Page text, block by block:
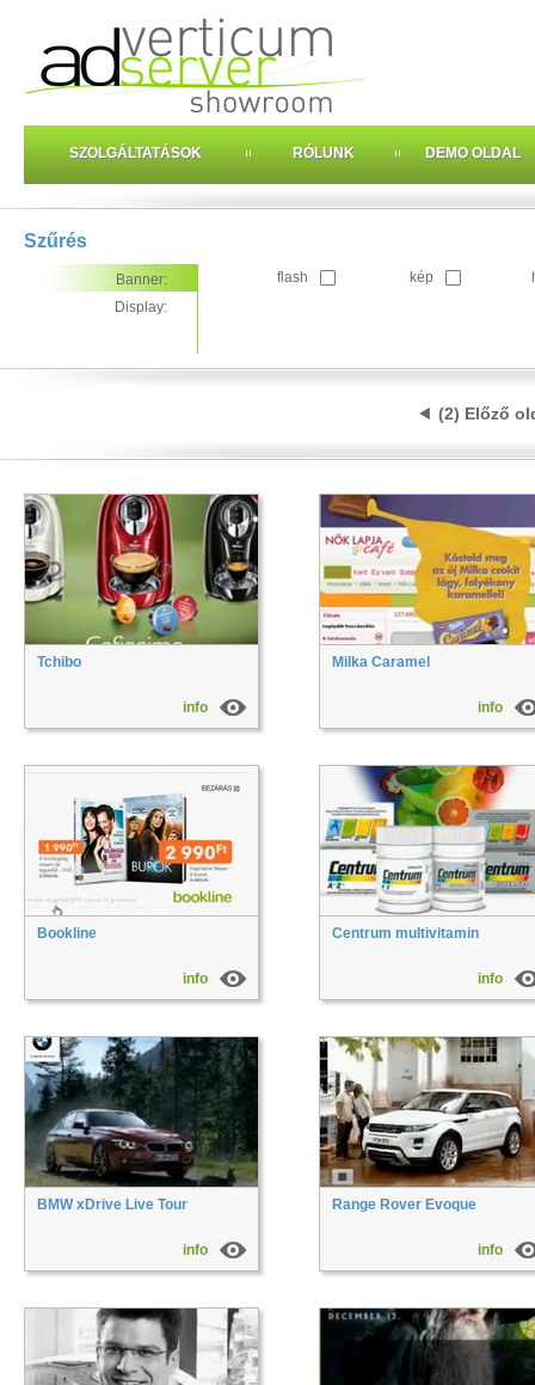
SZOLGÁLTATÁSOK RÓLUNK DEMO OLDAL
Szűrés
Banner:
Display:
flash kép
(2) Előző
Tchibo
info
Milka Caramel
info
Bookline
info
Centrum multivitamin
info
BMW xDrive Live Tour
info
Range Rover Evoque
info